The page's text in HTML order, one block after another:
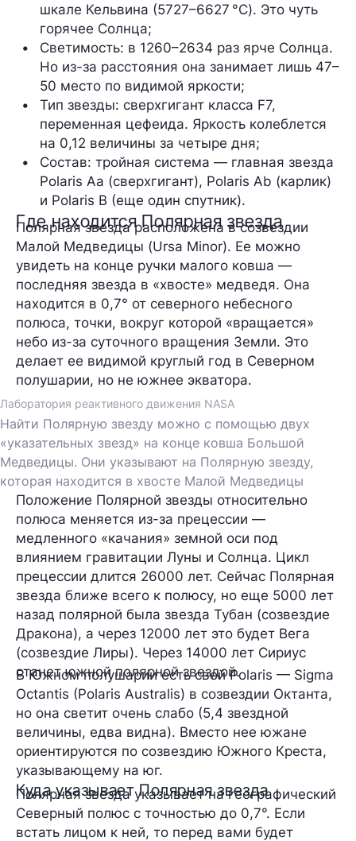
шкале Кельвина (5727–6627 °C). Это чуть
горячее Солнца;
Светимость: в 1260–2634 раз ярче Солнца.
Но из-за расстояния она занимает лишь 47–
50 место по видимой яркости;
Тип звезды: сверхгигант класса F7,
переменная цефеида. Яркость колеблется
на 0,12 величины за четыре дня;
Состав: тройная система — главная звезда
Polaris Aa (сверхгигант), Polaris Ab (карлик)
и Polaris B (еще один спутник).
Где находится Полярная звезда
Полярная звезда расположена в созвездии
Малой Медведицы (Ursa Minor). Ее можно
увидеть на конце ручки малого ковша —
последняя звезда в «хвосте» медведя. Она
находится в 0,7° от северного небесного
полюса, точки, вокруг которой «вращается»
небо из-за суточного вращения Земли. Это
делает ее видимой круглый год в Северном
полушарии, но не южнее экватора.
Лаборатория реактивного движения NASA
Найти Полярную звезду можно с помощью двух
«указательных звезд» на конце ковша Большой
Медведицы. Они указывают на Полярную звезду,
которая находится в хвосте Малой Медведицы
Положение Полярной звезды относительно
полюса меняется из-за прецессии —
медленного «качания» земной оси под
влиянием гравитации Луны и Солнца. Цикл
прецессии длится 26000 лет. Сейчас Полярная
звезда ближе всего к полюсу, но еще 5000 лет
назад полярной была звезда Тубан (созвездие
Дракона), а через 12000 лет это будет Вега
(созвездие Лиры). Через 14000 лет Сириус
станет южной полярной звездой.
В Южном полушарии есть свой Polaris — Sigma
Octantis (Polaris Australis) в созвездии Октанта,
но она светит очень слабо (5,4 звездной
величины, едва видна). Вместо нее южане
ориентируются по созвездию Южного Креста,
указывающему на юг.
Куда указывает Полярная звезда
Полярная звезда указывает на географический
Северный полюс с точностью до 0,7°. Если
встать лицом к ней, то перед вами будет